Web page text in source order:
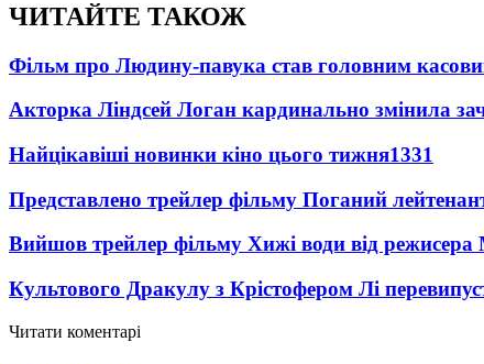
ЧИТАЙТЕ ТАКОЖ
Фільм про Людину-павука став головним
Акторка Ліндсей Логан кардинально змінила
Найцікавіші новинки кіно цього тижня1331
Представлено трейлер фільму Поганий
Вийшов трейлер фільму Хижі води від режисера
Культового Дракулу з Крістофером Лі
Читати коментарі